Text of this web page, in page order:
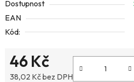
Dostupnost
EAN
Kód:
46 Kč
38,02 Kč bez DPH